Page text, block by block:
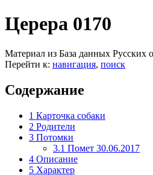
Церера 0170
Материал из База данных Русских
Перейти к: навигация, поиск
Содержание
1 Карточка собаки
2 Родители
3 Потомки
3.1 Помет 30.06.2017
4 Описание
5 Характер